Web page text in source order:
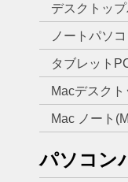
デスクトッ
ノートパソ
タブレット
Macデスクト
Mac ノート
パソコン